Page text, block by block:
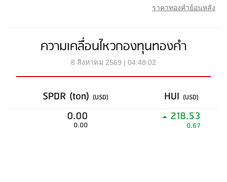
ราคาทองคำย้อนหลัง
ความเคลื่อนไหวกองทุนทองคำ
8 สิงหาคม 2569 | 04:48:02
SPDR (ton) (USD) HUI (USD)
0.00
0.00
218.53
0.67